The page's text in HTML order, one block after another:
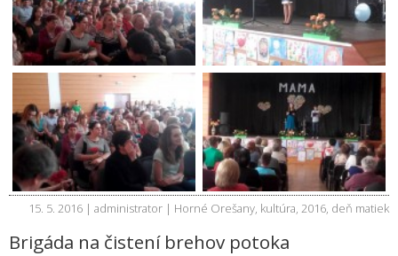
15. 5. 2016 | administrator | Horné Orešany, kultúra, 2016, deň matiek
Brigáda na čistení brehov potoka